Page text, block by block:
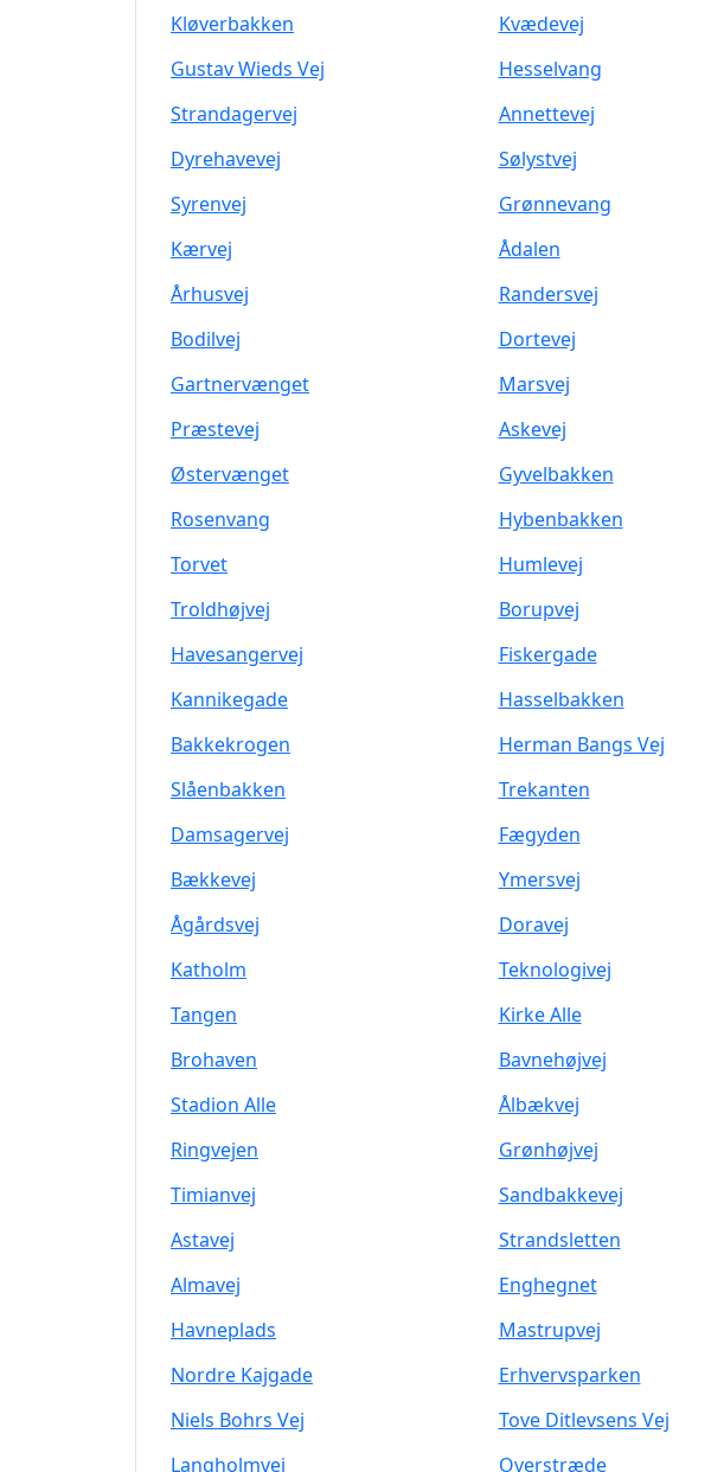
Kløverbakken
Kvædevej
Gustav Wieds Vej
Hesselvang
Strandagervej
Annettevej
Dyrehavevej
Sølystvej
Syrenvej
Grønnevang
Kærvej
Ådalen
Århusvej
Randersvej
Bodilvej
Dortevej
Gartnervænget
Marsvej
Præstevej
Askevej
Østervænget
Gyvelbakken
Rosenvang
Hybenbakken
Torvet
Humlevej
Troldhøjvej
Borupvej
Havesangervej
Fiskergade
Kannikegade
Hasselbakken
Bakkekrogen
Herman Bangs Vej
Slåenbakken
Trekanten
Damsagervej
Fægyden
Bækkevej
Ymersvej
Ågårdsvej
Doravej
Katholm
Teknologivej
Tangen
Kirke Alle
Brohaven
Bavnehøjvej
Stadion Alle
Ålbækvej
Ringvejen
Grønhøjvej
Timianvej
Sandbakkevej
Astavej
Strandsletten
Almavej
Enghegnet
Havneplads
Mastrupvej
Nordre Kajgade
Erhvervsparken
Niels Bohrs Vej
Tove Ditlevsens Vej
Langholmvej
Overstræde